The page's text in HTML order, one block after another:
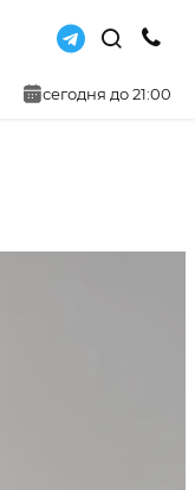
сегодня до 21:00